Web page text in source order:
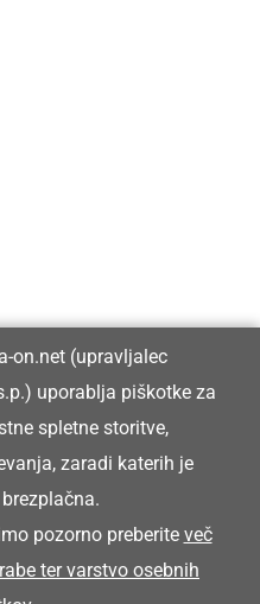
on.net (upravljalec
uporablja piškotke za
spletne storitve,
zaradi katerih je
pozorno preberite več
ter varstvo osebnih